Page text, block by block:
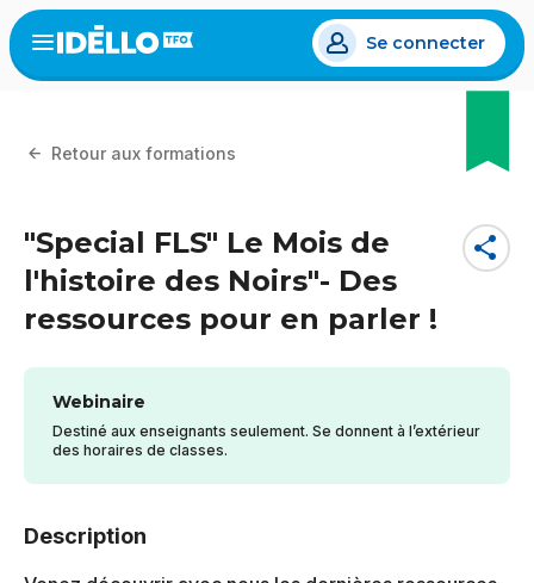
Aller
au
contenu
Open
menu
Se connecter
Retour aux formations
"Special FLS" Le Mois de
l'histoire des Noirs"- Des
ressources pour en parler !
share
Webinaire
Destiné aux enseignants seulement. Se donnent à l’extérieur
des horaires de classes.
Description